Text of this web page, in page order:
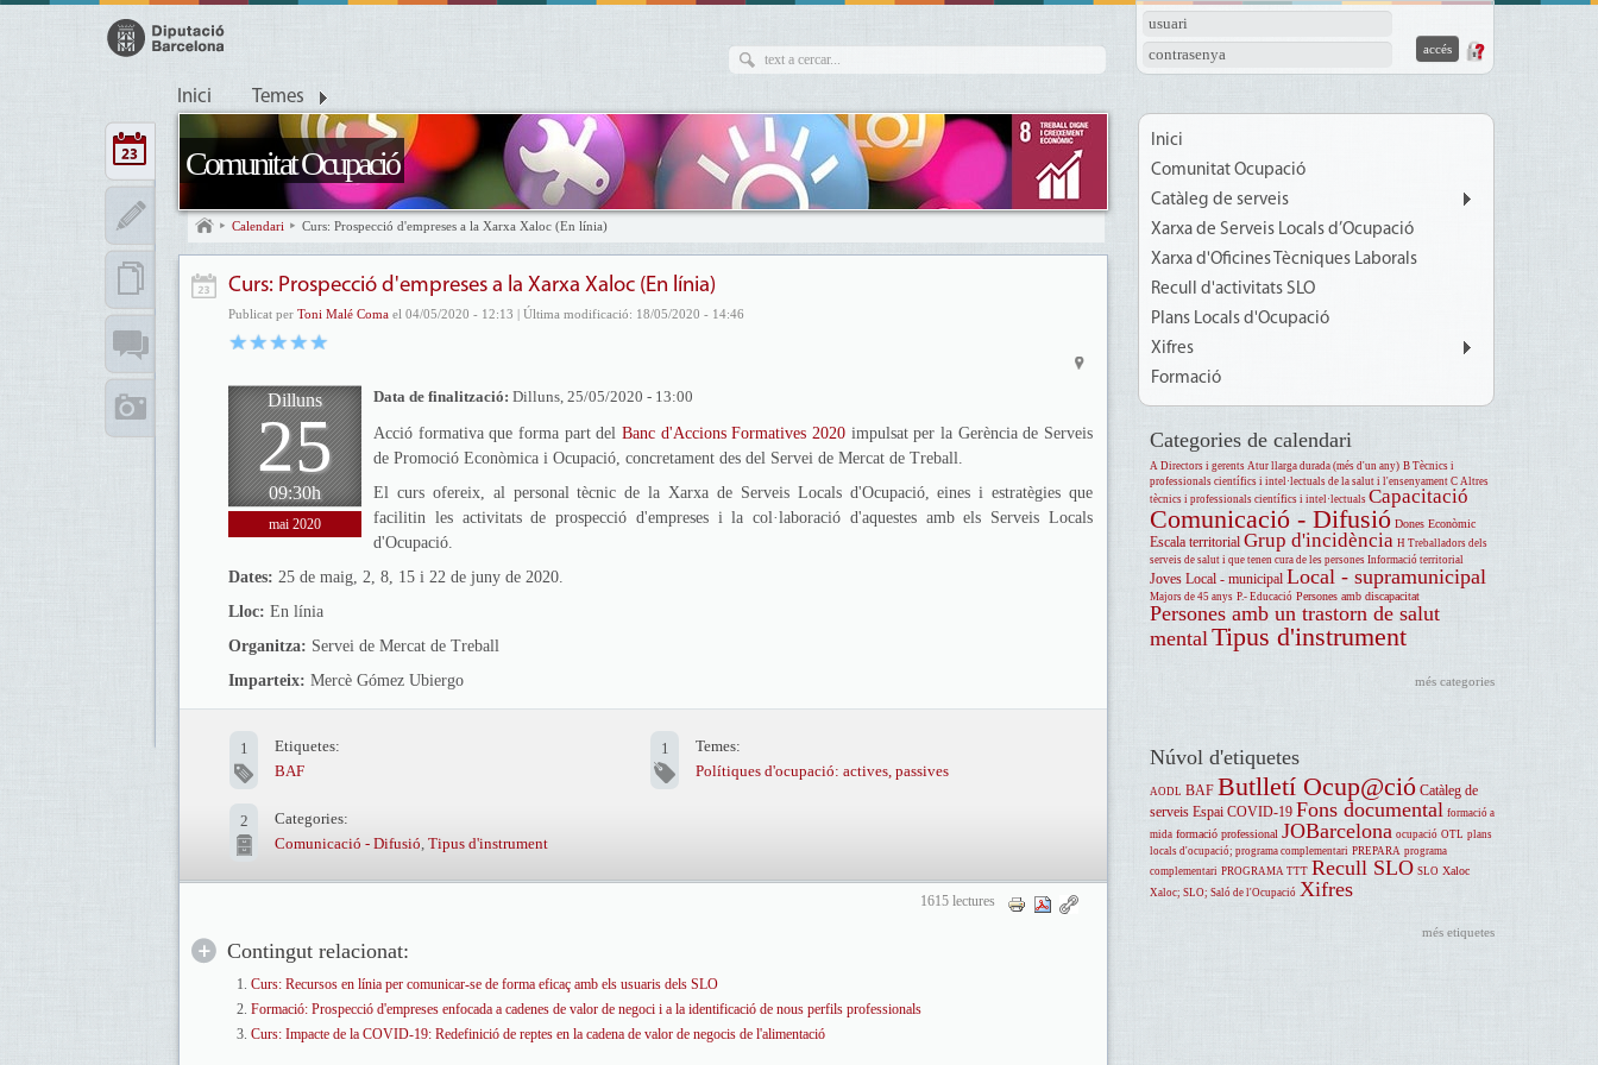
usuari
contrasenya
Inici Temes
Comunitat Ocupació
Calendari Curs: Prospecció d'empreses a la Xarxa Xaloc (En línia)
Curs: Prospecció d'empreses a la Xarxa Xaloc (En línia)
Publicat per Toni Malé Coma el 04/05/2020 - 12:13 | Última modificació: 18/05/2020 - 14:46
Dilluns
25
09:30h
mai 2020
Data de finalització: Dilluns, 25/05/2020 - 13:00
Acció formativa que forma part del Banc d'Accions Formatives 2020 impulsat per la Gerència de Serveis
de Promoció Econòmica i Ocupació, concretament des del Servei de Mercat de Treball.
El curs ofereix, al personal tècnic de la Xarxa de Serveis Locals d'Ocupació, eines i estratègies que
facilitin les activitats de prospecció d'empreses i la col·laboració d'aquestes amb els Serveis Locals
d'Ocupació.
Dates: 25 de maig, 2, 8, 15 i 22 de juny de 2020.
Lloc: En línia
Organitza: Servei de Mercat de Treball
Imparteix: Mercè Gómez Ubiergo
1
Etiquetes:
BAF
1
Temes:
Polítiques d'ocupació: actives, passives
2
Categories:
Comunicació - Difusió, Tipus d'instrument
1615 lectures
Contingut relacionat:
Curs: Recursos en línia per comunicar-se de forma eficaç amb els usuaris dels SLO
Formació: Prospecció d'empreses enfocada a cadenes de valor de negoci i a la identificació de nous perfils professionals
Curs: Impacte de la COVID-19: Redefinició de reptes en la cadena de valor de negocis de l'alimentació
Inici
Comunitat Ocupació
Catàleg de serveis
Xarxa de Serveis Locals d’Ocupació
Xarxa d'Oficines Tècniques Laborals
Recull d'activitats SLO
Plans Locals d'Ocupació
Xifres
Formació
Categories de calendari
A Directors i gerents Atur llarga durada (més d'un any) B Tècnics i
professionals científics i intel·lectuals de la salut i l'ensenyament C Altres
tècnics i professionals científics i intel·lectuals Capacitació
Comunicació - Difusió Dones Econòmic
Escala territorial Grup d'incidència H Treballadors dels
serveis de salut i que tenen cura de les persones Informació territorial
Joves Local - municipal Local - supramunicipal
Majors de 45 anys P.- Educació Persones amb discapacitat
Persones amb un trastorn de salut
mentalTipus d'instrument
més categories
Núvol d'etiquetes
AODL BAF Butlletí Ocup@ció Catàleg de
serveis Espai COVID-19 Fons documental formació a
mida formació professional JOBarcelona ocupació OTL plans
locals d'ocupació; programa complementari PREPARA programa
complementari PROGRAMA TTT Recull SLO SLO Xaloc
Xaloc; SLO; Saló de l'Ocupació Xifres
més etiquetes